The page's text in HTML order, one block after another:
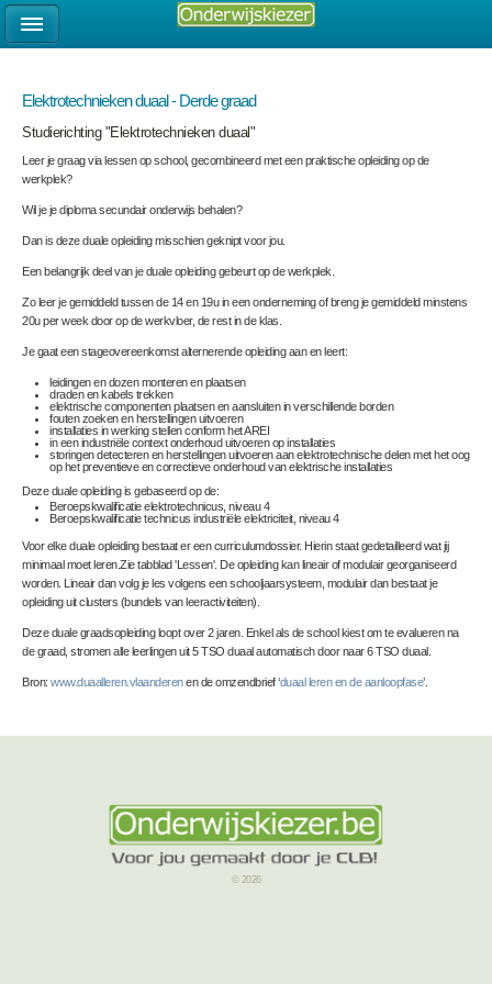
Elektrotechnieken duaal - Derde graad
Studierichting "Elektrotechnieken duaal"
Leer je graag via lessen op school, gecombineerd met een praktische opleiding op de
werkplek?
Wil je je diploma secundair onderwijs behalen?
Dan is deze duale opleiding misschien geknipt voor jou.
Een belangrijk deel van je duale opleiding gebeurt op de werkplek.
Zo leer je gemiddeld tussen de 14 en 19u in een onderneming of breng je gemiddeld minstens
20u per week door op de werkvloer, de rest in de klas.
Je gaat een stageovereenkomst alternerende opleiding aan en leert:
leidingen en dozen monteren en plaatsen
draden en kabels trekken
elektrische componenten plaatsen en aansluiten in verschillende borden
fouten zoeken en herstellingen uitvoeren
installaties in werking stellen conform het AREI
in een industriële context onderhoud uitvoeren op installaties
storingen detecteren en herstellingen uitvoeren aan elektrotechnische delen met het oog
op het preventieve en correctieve onderhoud van elektrische installaties
Deze duale opleiding is gebaseerd op de:
Beroepskwalificatie elektrotechnicus, niveau 4
Beroepskwalificatie technicus industriële elektriciteit, niveau 4
Voor elke duale opleiding bestaat er een curriculumdossier. Hierin staat gedetailleerd wat jij
minimaal moet leren.Zie tabblad 'Lessen'. De opleiding kan lineair of modulair georganiseerd
worden. Lineair dan volg je les volgens een schooljaarsysteem, modulair dan bestaat je
opleiding uit clusters (bundels van leeractiviteiten).
Deze duale graadsopleiding loopt over 2 jaren. Enkel als de school kiest om te evalueren na
de graad, stromen alle leerlingen uit 5 TSO duaal automatisch door naar 6 TSO duaal.
Bron: www.duaalleren.vlaanderenen de omzendbrief ‘duaal leren en de aanloopfase’.
© 2026